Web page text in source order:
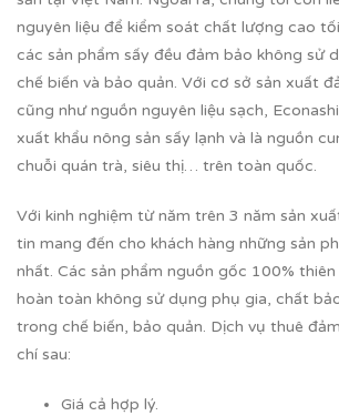
nguyên liệu để kiểm soát chất lượng cao
các sản phẩm sấy đều đảm bảo không sử
chế biến và bảo quản. Với cơ sở sản xuất
cũng như nguồn nguyên liệu sạch,
xuất khẩu nông sản sấy lạnh và là nguồn
chuỗi quán trà, siêu thị… trên toàn quốc.
Với kinh nghiệm từ năm trên 3 năm sản
tin mang đến cho khách hàng những sản
nhất. Các sản phẩm nguồn gốc 100% thiên
hoàn toàn không sử dụng phụ gia, chất
trong chế biến, bảo quản. Dịch vụ thuê
chí sau:
Giá cả hợp lý.